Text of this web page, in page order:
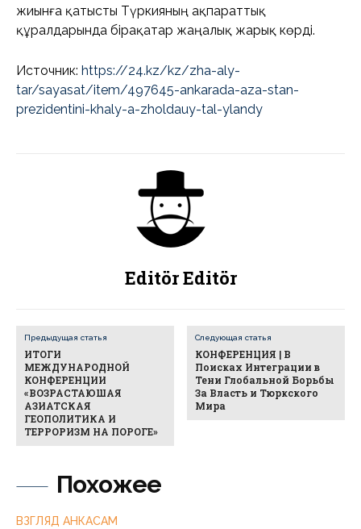
Похожее
ВЗГЛЯД АНКАСАМ
жиынға қатысты Түркияның ақпараттық
құралдарында бірақатар жаңалық жарық көрді.
Источник: https://24.kz/kz/zha-aly-
tar/sayasat/item/497645-ankarada-aza-stan-
prezidentini-khaly-a-zholdauy-tal-ylandy
Editör Editör
Предыдущая статья
ИТОГИ
МЕЖДУНАРОДНОЙ
КОНФЕРЕНЦИИ
«ВОЗРАСТАЮШАЯ
АЗИАТСКАЯ
ГЕОПОЛИТИКА И
ТЕРРОРИЗМ НА ПОРОГЕ»
Следующая статья
КОНФЕРЕНЦИЯ | В
Поисках Интеграции в
Тени Глобальной Борьбы
За Власть и Тюркского
Мира